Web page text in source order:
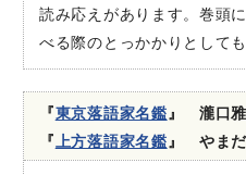
読み応えがあります。巻頭
べる際のとっかかりとして
『東京落語家名鑑 』 瀧口
『 上方落語家名鑑 』 やま